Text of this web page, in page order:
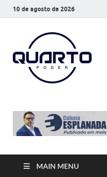
10 de agosto de 2026
MAIN MENU